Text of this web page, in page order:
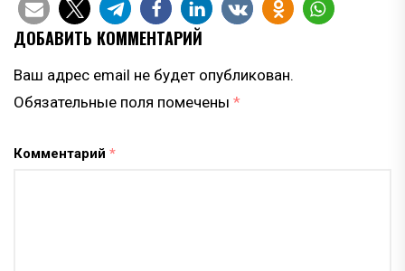
ДОБАВИТЬ КОММЕНТАРИЙ
Ваш адрес email не будет опубликован.
Обязательные поля помечены *
Комментарий *